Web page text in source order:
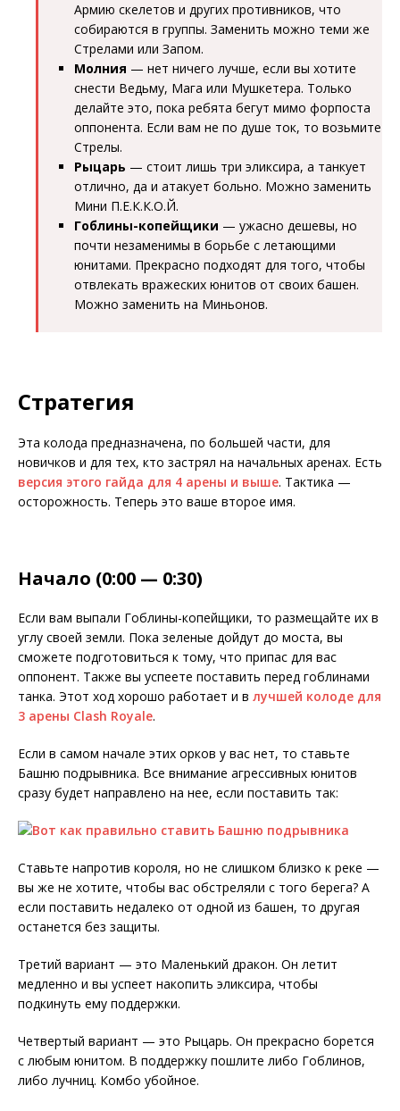
Армию скелетов и других противников, что
собираются в группы. Заменить можно теми же
Стрелами или Запом.
Молния — нет ничего лучше, если вы хотите
снести Ведьму, Мага или Мушкетера. Только
делайте это, пока ребята бегут мимо форпоста
оппонента. Если вам не по душе ток, то возьмите
Стрелы.
Рыцарь — стоит лишь три эликсира, а танкует
отлично, да и атакует больно. Можно заменить
Мини П.Е.К.К.О.Й.
Гоблины-копейщики — ужасно дешевы, но
почти незаменимы в борьбе с летающими
юнитами. Прекрасно подходят для того, чтобы
отвлекать вражеских юнитов от своих башен.
Можно заменить на Миньонов.
Стратегия
Эта колода предназначена, по большей части, для
новичков и для тех, кто застрял на начальных аренах. Есть
версия этого гайда для 4 арены и выше. Тактика —
осторожность. Теперь это ваше второе имя.
Начало (0:00 — 0:30)
Если вам выпали Гоблины-копейщики, то размещайте их в
углу своей земли. Пока зеленые дойдут до моста, вы
сможете подготовиться к тому, что припас для вас
оппонент. Также вы успеете поставить перед гоблинами
танка. Этот ход хорошо работает и в лучшей колоде для
3 арены Clash Royale.
Если в самом начале этих орков у вас нет, то ставьте
Башню подрывника. Все внимание агрессивных юнитов
сразу будет направлено на нее, если поставить так:
Ставьте напротив короля, но не слишком близко к реке —
вы же не хотите, чтобы вас обстреляли с того берега? А
если поставить недалеко от одной из башен, то другая
останется без защиты.
Третий вариант — это Маленький дракон. Он летит
медленно и вы успеет накопить эликсира, чтобы
подкинуть ему поддержки.
Четвертый вариант — это Рыцарь. Он прекрасно борется
с любым юнитом. В поддержку пошлите либо Гоблинов,
либо лучниц. Комбо убойное.